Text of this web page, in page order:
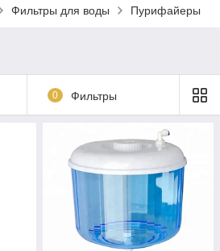
Фильтры для воды Пурифайеры
0 Фильтры